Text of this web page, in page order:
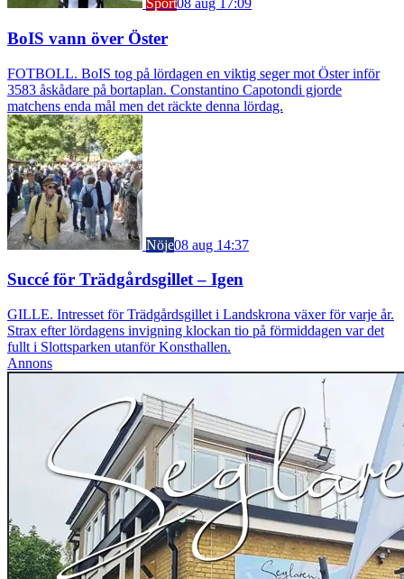
Sport08 aug 17:09
BoIS vann över Öster
FOTBOLL. BoIS tog på lördagen en viktig seger mot Öster inför
3583 åskådare på bortaplan. Constantino Capotondi gjorde
matchens enda mål men det räckte denna lördag.
Nöje08 aug 14:37
Succé för Trädgårdsgillet – Igen
GILLE. Intresset för Trädgårdsgillet i Landskrona växer för varje år.
Strax efter lördagens invigning klockan tio på förmiddagen var det
fullt i Slottsparken utanför Konsthallen.
Annons